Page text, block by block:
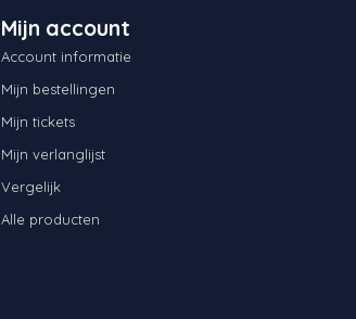
Mijn account
Account informatie
Mijn bestellingen
Mijn tickets
Mijn verlanglijst
Vergelijk
Alle producten